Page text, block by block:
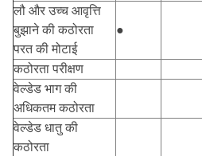
लौ और उच्च आवृत्ति
बुझाने की कठोरता
परत की मोटाई
●
कठोरता परीक्षण
वेल्डेड भाग की
अधिकतम कठोरता
वेल्डेड धातु की
कठोरता